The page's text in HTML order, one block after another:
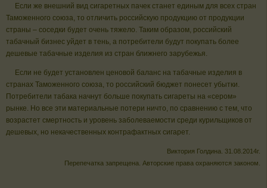
Если же внешний вид сигаретных пачек станет единым для всех стран
Таможенного союза, то отличить российскую продукцию от продукции
страны – соседки будет очень тяжело. Таким образом, российский
табачный бизнес уйдет в тень, а потребители будут покупать более
дешевые табачные изделия из стран ближнего зарубежья.
Если не будет установлен ценовой баланс на табачные изделия в
странах Таможенного союза, то российский бюджет понесет убытки.
Потребители табака начнут больше покупать сигареты на «сером»
рынке. Но все эти материальные потери ничто, по сравнению с тем, что
возрастет смертность и уровень заболеваемости среди курильщиков от
дешевых, но некачественных контрафактных сигарет.
Виктория Голдина. 31.08.2014г.
Перепечатка запрещена. Авторские права охраняются законом.